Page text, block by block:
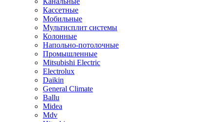
Кассетные
Мобильные
Мультисплит системы
Колонные
Напольно-потолочные
Промышленные
Mitsubishi Electric
Electrolux
Daikin
General Climate
Ballu
Midea
Mdv